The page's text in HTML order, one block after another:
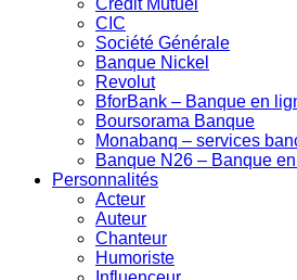
Crédit Mutuel
CIC
Société Générale
Banque Nickel
Revolut
BforBank – Banque en
Boursorama Banque
Monabanq – services
Banque N26 – Banque
Personnalités
Acteur
Auteur
Chanteur
Humoriste